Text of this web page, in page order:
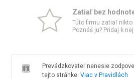
Zatiaľ bez
Túto firmu zatiaľ nikto
Poznáš ju? Pridaj k
Prevádzkovateľ nenesie
tejto stránke. Viac v Pravidlách